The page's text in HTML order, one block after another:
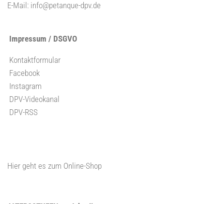
E-Mail: info@petanque-dpv.de
Impressum / DSGVO
Kontaktformular
Facebook
Instagram
DPV-Videokanal
DPV-RSS
Hier geht es zum Online-Shop